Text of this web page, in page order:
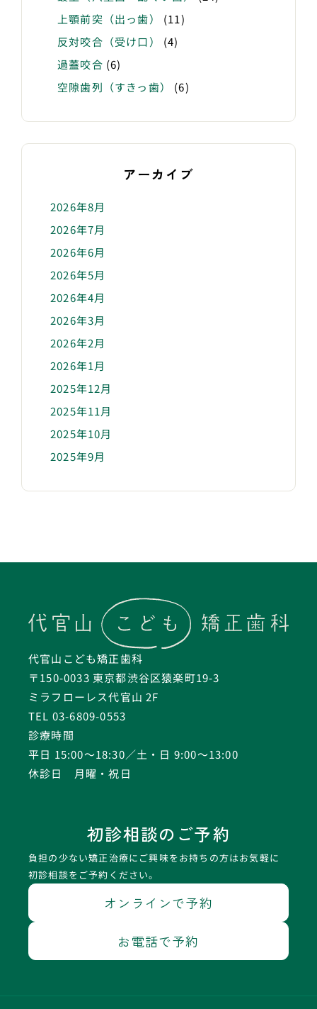
上顎前突（出っ歯）
(11)
反対咬合（受け口）
(4)
過蓋咬合 (6)
空隙歯列（すきっ歯）
(6)
アーカイブ
2026年8月
2026年7月
2026年6月
2026年5月
2026年4月
2026年3月
2026年2月
2026年1月
2025年12月
2025年11月
2025年10月
2025年9月
代官山こども矯正歯科
〒150-0033 東京都渋谷区猿楽町19-3
ミラフローレス代官山 2F
TEL 03-6809-0553
診療時間
平日 15:00〜18:30／土・日 9:00〜13:00
休診日 月曜・祝日
初診相談のご予約
負担の少ない矯正治療にご興味をお持ちの方はお気軽に
初診相談をご予約ください。
オンラインで予約
お電話で予約